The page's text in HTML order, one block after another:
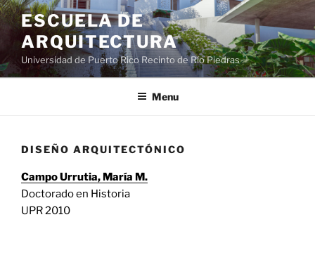
ESCUELA DE
ARQUITECTURA
Universidad de Puerto Rico Recinto de Río Piedras
Menu
DISEÑO ARQUITECTÓNICO
Campo Urrutia, María M.
Doctorado en Historia
UPR 2010